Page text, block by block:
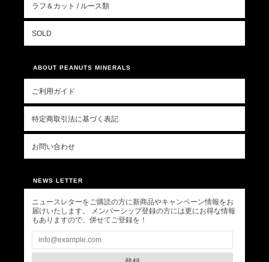
ラフ＆カット / ルース類
SOLD
ABOUT PEANUTS MINERALS
ご利用ガイド
特定商取引法に基づく表記
お問い合わせ
NEWS LETTER
ニュースレターをご購読の方に新商品やキャンペーン情報をお
届けいたします。 メンバーシップ登録の方には更にお得な情報
もありますので、併せてご登録を！